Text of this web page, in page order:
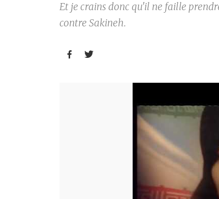
Et je crains donc qu'il ne faille
contre Sakineh.
 